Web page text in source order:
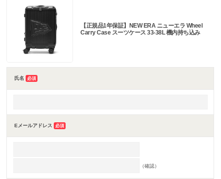
【正規品1年保証】NEW ERA ニューエラ Wheel
Carry Case スーツケース 33-38L 機内持ち込み
氏名 必須
Eメールアドレス 必須
（確認）